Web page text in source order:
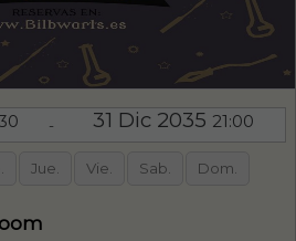
- 31 Dic 2035 21:00
Jue. Vie. Sab. Dom.